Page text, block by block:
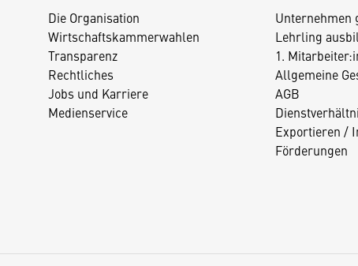
Die Organisation
Wirtschaftskammerwahlen
Transparenz
Rechtliches
Jobs und Karriere
Medienservice
Unternehmen
Lehrling
1.
Allgemeine
AGB
Exportieren /
Förderungen